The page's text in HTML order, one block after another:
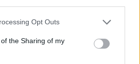
Opt Outs
the Sharing of my
soprattutto le famiglie meno
in nome della campagna di